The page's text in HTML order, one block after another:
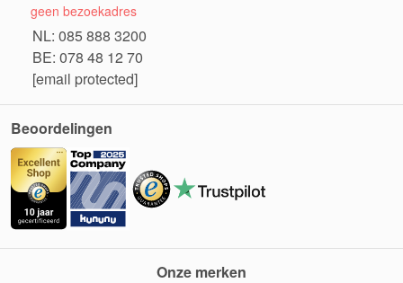
geen bezoekadres
NL: 085 888 3200
BE: 078 48 12 70
[email protected]
Beoordelingen
Onze merken